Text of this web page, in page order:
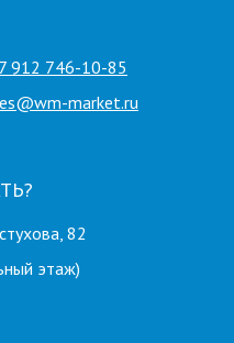
912 746-10-85
market.ru
82
этаж)